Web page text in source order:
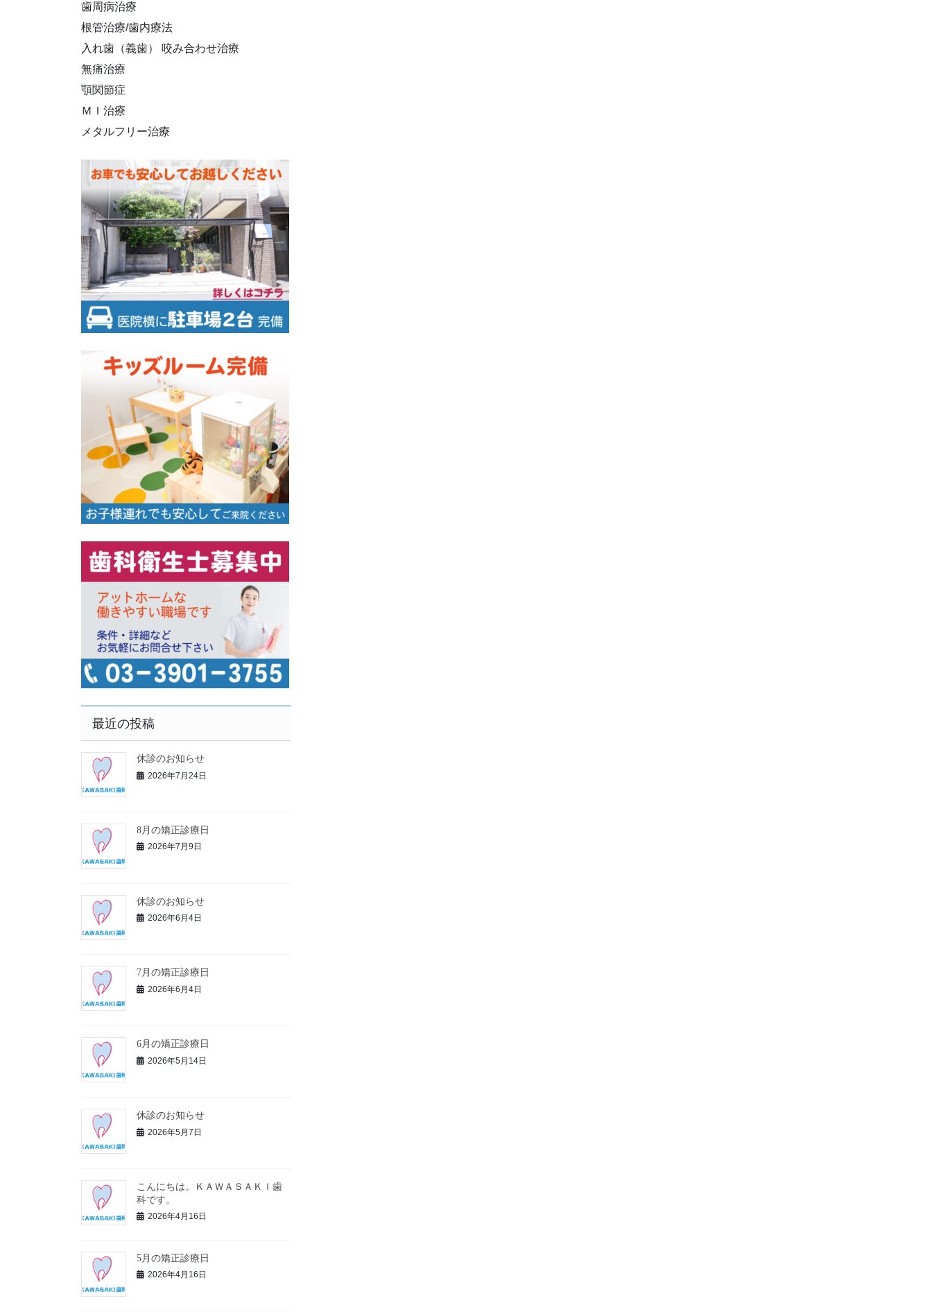
歯周病治療
根管治療/歯内療法
入れ歯（義歯） 咬み合わせ治療
無痛治療
顎関節症
ＭＩ治療
メタルフリー治療
最近の投稿
休診のお知らせ
2026年7月24日
8月の矯正診療日
2026年7月9日
休診のお知らせ
2026年6月4日
7月の矯正診療日
2026年6月4日
6月の矯正診療日
2026年5月14日
休診のお知らせ
2026年5月7日
こんにちは。ＫＡＷＡＳＡＫＩ歯
科です。
2026年4月16日
5月の矯正診療日
2026年4月16日